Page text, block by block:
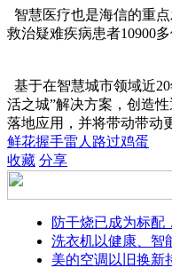
智慧医疗也是海信的重
救治疑难疾病患者10900
基于在智慧城市领域近
活之城”解决方案，创造
落地应用，并将带动带动
鲜花握手雷人 路过鸡蛋
收藏 分享
防干烧已成为标配
洗衣机以健康、智
美的空调以旧换新